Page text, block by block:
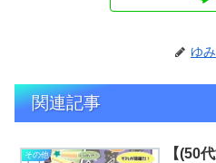
ゆ
関連記事
その他
【(50